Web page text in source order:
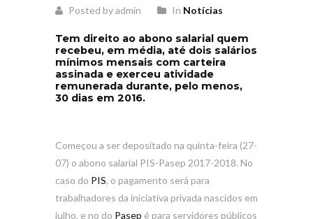
Posted by admin In Notícias
Tem direito ao abono salarial quem
recebeu, em média, até dois salários
mínimos mensais com carteira
assinada e exerceu atividade
remunerada durante, pelo menos,
30 dias em 2016.
Começou a ser depositado na quinta-feira (27-
07) o abono salarial PIS-Pasep 2017-2018. No
caso do PIS, o pagamento será para
trabalhadores da iniciativa privada nascidos em
julho, e no do Pasep é para servidores públicos